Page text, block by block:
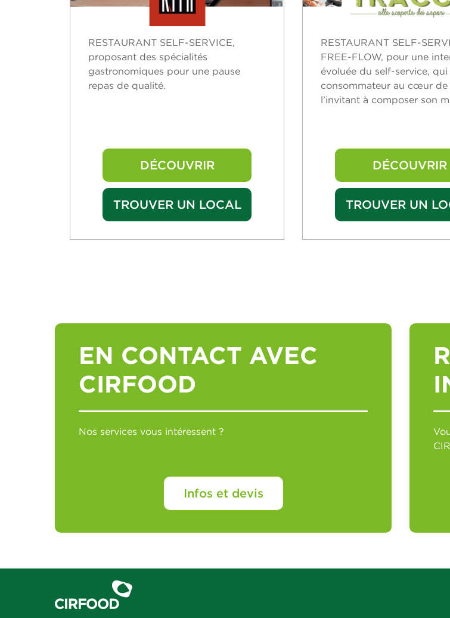
RESTAURANT SELF-SERVICE,
proposant des spécialités
gastronomiques pour une pause
repas de qualité.
DÉCOUVRIR
TROUVER UN LOCAL
RESTAURANT SELF-
FREE-FLOW, pour une
évoluée du self-service,
consommateur au cœur de
l’invitant à composer son
DÉCOUVRIR
TROUVER UN
EN CONTACT AVEC
CIRFOOD
Nos services vous intéressent ?
Infos et devis